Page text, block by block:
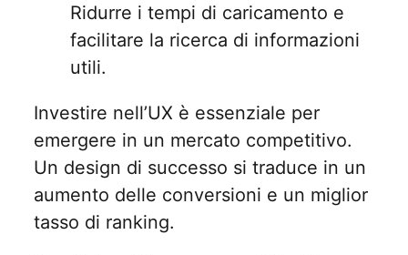
Ridurre i tempi di caricamento e
facilitare la ricerca di informazioni
utili.
Investire nell’UX è essenziale per
emergere in un mercato competitivo.
Un design di successo si traduce in un
aumento delle conversioni e un miglior
tasso di ranking.